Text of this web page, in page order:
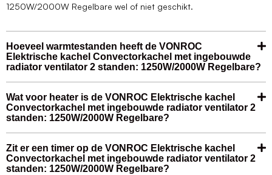
1250W/2000W Regelbare wel of niet geschikt.
Hoeveel warmtestanden heeft de VONROC
Elektrische kachel Convectorkachel met ingebouwde
radiator ventilator 2 standen: 1250W/2000W Regelbare?
Wat voor heater is de VONROC Elektrische kachel
Convectorkachel met ingebouwde radiator ventilator 2
standen: 1250W/2000W Regelbare?
Zit er een timer op de VONROC Elektrische kachel
Convectorkachel met ingebouwde radiator ventilator 2
standen: 1250W/2000W Regelbare?